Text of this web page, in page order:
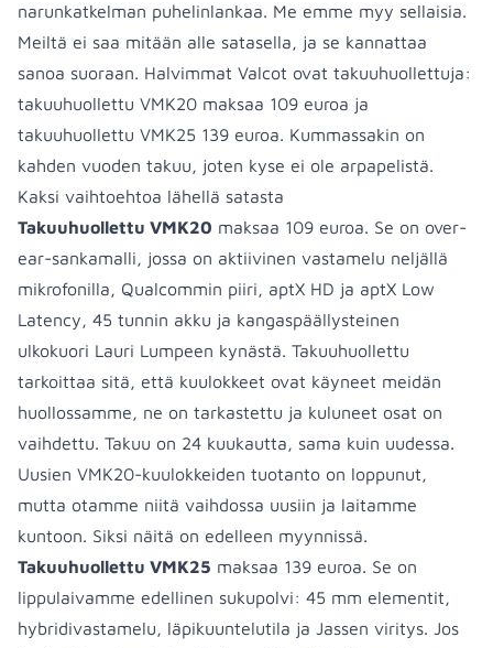
narunkatkelman puhelinlankaa. Me emme myy sellaisia.
Meiltä ei saa mitään alle satasella, ja se kannattaa
sanoa suoraan. Halvimmat Valcot ovat takuuhuollettuja:
takuuhuollettu VMK20 maksaa 109 euroa ja
takuuhuollettu VMK25 139 euroa. Kummassakin on
kahden vuoden takuu, joten kyse ei ole arpapelistä.
Kaksi vaihtoehtoa lähellä satasta
Takuuhuollettu VMK20 maksaa 109 euroa. Se on over-
ear-sankamalli, jossa on aktiivinen vastamelu neljällä
mikrofonilla, Qualcommin piiri, aptX HD ja aptX Low
Latency, 45 tunnin akku ja kangaspäällysteinen
ulkokuori Lauri Lumpeen kynästä. Takuuhuollettu
tarkoittaa sitä, että kuulokkeet ovat käyneet meidän
huollossamme, ne on tarkastettu ja kuluneet osat on
vaihdettu. Takuu on 24 kuukautta, sama kuin uudessa.
Uusien VMK20-kuulokkeiden tuotanto on loppunut,
mutta otamme niitä vaihdossa uusiin ja laitamme
kuntoon. Siksi näitä on edelleen myynnissä.
Takuuhuollettu VMK25 maksaa 139 euroa. Se on
lippulaivamme edellinen sukupolvi: 45 mm elementit,
hybridivastamelu, läpikuuntelutila ja Jassen viritys. Jos